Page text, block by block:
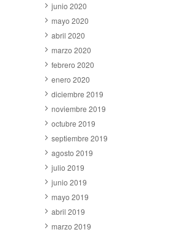
junio 2020
mayo 2020
abril 2020
marzo 2020
febrero 2020
enero 2020
diciembre 2019
noviembre 2019
octubre 2019
septiembre 2019
agosto 2019
julio 2019
junio 2019
mayo 2019
abril 2019
marzo 2019